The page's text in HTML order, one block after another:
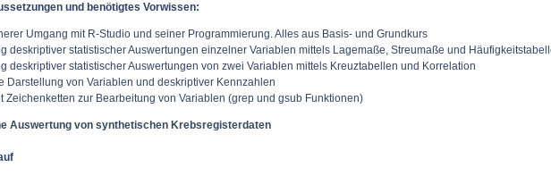
und benötigtes Vorwissen:
Umgang mit R-Studio und seiner Programmierung. Alles aus Basis- und Grundkurs
deskriptiver statistischer Auswertungen einzelner Variablen mittels Lagemaße, Streumaße und
deskriptiver statistischer Auswertungen von zwei Variablen mittels Kreuztabellen und Korrelation
Darstellung von Variablen und deskriptiver Kennzahlen
Zeichenketten zur Bearbeitung von Variablen (grep und gsub Funktionen)
Auswertung von synthetischen Krebsregisterdaten